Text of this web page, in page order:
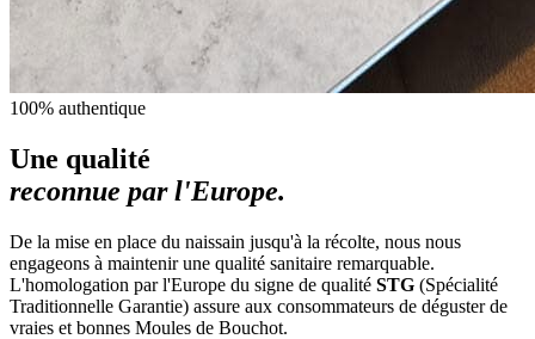
100% authentique
Une qualité
reconnue par l'Europe.
De la mise en place du naissain jusqu'à la récolte, nous nous
engageons à maintenir une qualité sanitaire remarquable.
L'homologation par l'Europe du signe de qualité STG (Spécialité
Traditionnelle Garantie) assure aux consommateurs de déguster de
vraies et bonnes Moules de Bouchot.